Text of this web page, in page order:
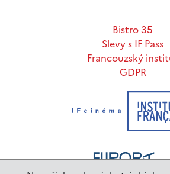
Bistro 35
Slevy s IF Pass
Francouzský
GDPR